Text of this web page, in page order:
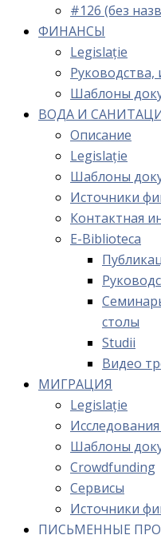
#126 (без
ФИНАНСЫ
Legislație
Руководства,
Шаблоны
ВОДА И
Описание
Legislație
Шаблоны
Источники
Контактная
E-Biblioteca
столы
Studii
Видео
МИГРАЦИЯ
Legislație
Шаблоны
Crowdfunding
Сервисы
Источники
ПИСЬМЕННЫЕ